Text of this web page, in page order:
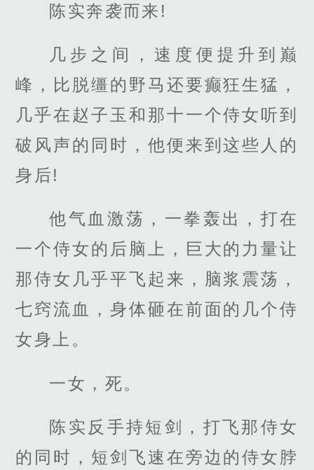
陈实奔袭而来!
几步之间，速度便提升到巅
峰，比脱缰的野马还要癫狂生猛，
几乎在赵子玉和那十一个侍女听到
破风声的同时，他便来到这些人的
身后!
他气血激荡，一拳轰出，打在
一个侍女的后脑上，巨大的力量让
那侍女几乎平飞起来，脑浆震荡，
七窍流血，身体砸在前面的几个侍
女身上。
一女，死。
陈实反手持短剑，打飞那侍女
的同时，短剑飞速在旁边的侍女脖